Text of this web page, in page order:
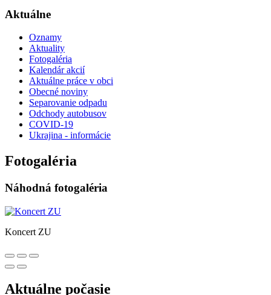
Aktuálne
Oznamy
Aktuality
Fotogaléria
Kalendár akcií
Aktuálne práce v obci
Obecné noviny
Separovanie odpadu
Odchody autobusov
COVID-19
Ukrajina - informácie
Fotogaléria
Náhodná fotogaléria
Koncert ZU
Aktuálne počasie